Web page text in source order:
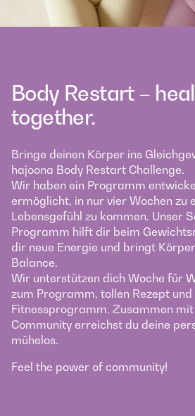
Body Restart –
together.
Bringe deinen Körper ins
hajoona Body Restart Challenge.
Wir haben ein Programm
ermöglicht, in nur vier Wochen zu
Lebensgefühl zu kommen. Unser
Programm hilft dir beim
dir neue Energie und bringt
Balance.
Wir unterstützen dich Woche für
zum Programm, tollen Rezept
Fitnessprogramm. Zusammen
Community erreichst du deine
mühelos.
Feel the power of community!